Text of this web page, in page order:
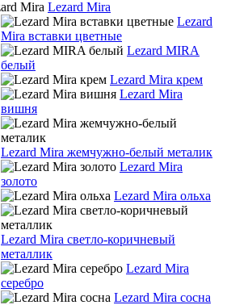
Lezard Mira
Lezard
Mira вставки цветные
Lezard MIRA
белый
Lezard Mira крем
Lezard Mira
вишня
Lezard Mira жемчужно-белый металик
Lezard Mira
золото
Lezard Mira ольха
Lezard Mira светло-коричневый
металлик
Lezard Mira
серебро
Lezard Mira сосна